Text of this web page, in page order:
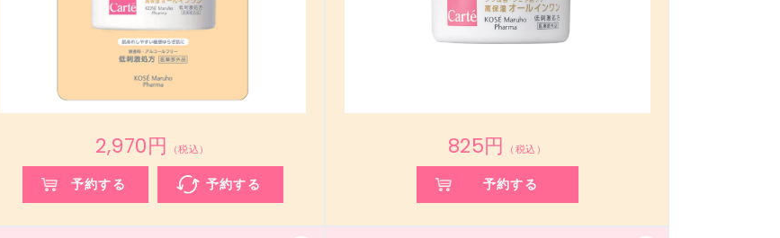
2,970円 （税込）
予約する 予約する
825円 （税込）
予約する